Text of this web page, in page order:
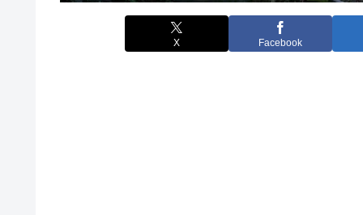
X Facebook